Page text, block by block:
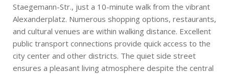
Staegemann-Str., just a 10-minute walk from the vibrant
Alexanderplatz. Numerous shopping options, restaurants,
and cultural venues are within walking distance. Excellent
public transport connections provide quick access to the
city center and other districts. The quiet side street
ensures a pleasant living atmosphere despite the central